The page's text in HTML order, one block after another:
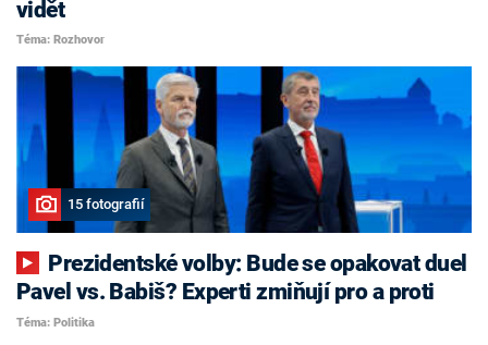
vidět
Téma: Rozhovor
15 fotografií
Pavel vs. Babiš? Experti zmiňují pro a proti
Téma: Politika